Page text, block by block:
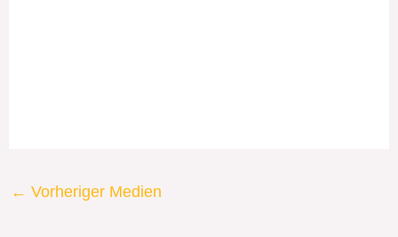
← Vorheriger Medien